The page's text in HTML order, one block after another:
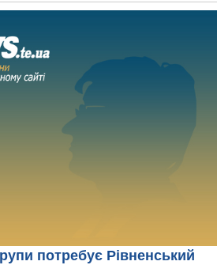
потребує Рівненський